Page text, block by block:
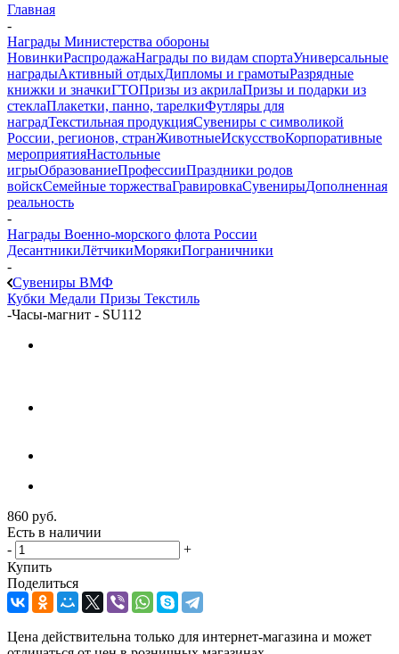
Главная
-
Награды Министерства обороны
НовинкиРаспродажаНаграды по видам спортаУниверсальные
наградыАктивный отдыхДипломы и грамотыРазрядные
книжки и значкиГТОПризы из акрилаПризы и подарки из
стеклаПлакетки, панно, тарелкиФутляры для
наградТекстильная продукцияСувениры с символикой
России, регионов, странЖивотныеИскусствоКорпоративные
мероприятияНастольные
игрыОбразованиеПрофессииПраздники родов
войскСемейные торжестваГравировкаСувенирыДополненная
реальность
-
Награды Военно-морского флота России
ДесантникиЛётчикиМорякиПограничники
-
Сувениры ВМФ
Кубки Медали Призы Текстиль
-Часы-магнит - SU112
860 руб.
Есть в наличии
-
+
Купить
Поделиться
Цена действительна только для интернет-магазина и может